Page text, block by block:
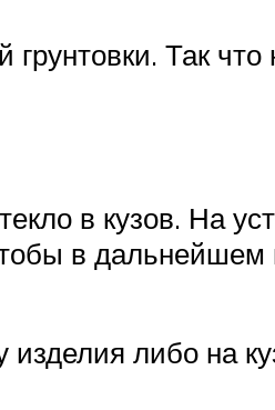
Так что
в кузов. На
в
либо на